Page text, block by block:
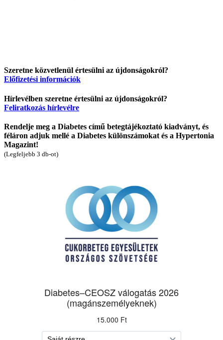
Szeretne közvetlenül értesülni az újdonságokról?
Előfizetési információk
Hírlevélben szeretne értesülni az újdonságokról?
Feliratkozás hírlevélre
Rendelje meg a Diabetes című betegtájékoztató kiadványt, és
féláron adjuk mellé a Diabetes különszámokat és a Hypertonia
Magazint!
(Legfeljebb 3 db-ot)